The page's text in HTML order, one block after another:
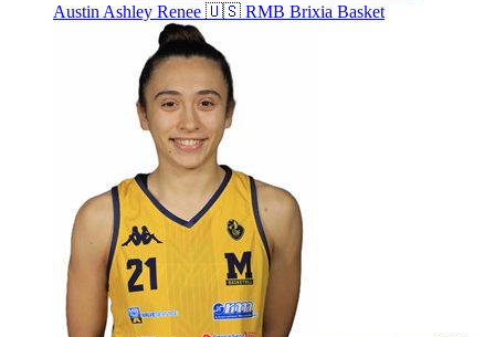
AustinAshley Renee 🇺🇸 RMB Brixia Basket